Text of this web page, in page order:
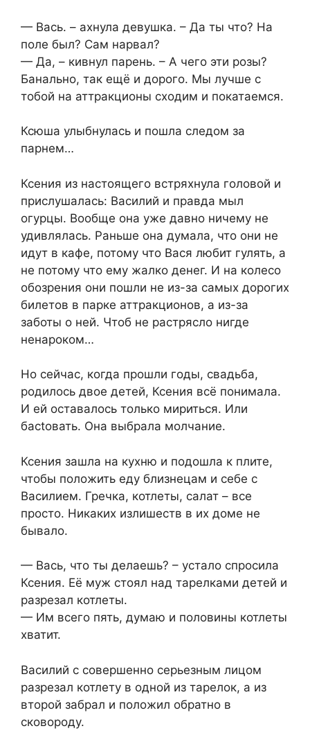
— Вась. – ахнула девушка. – Да ты что? На
поле был? Сам нарвал?
— Да, – кивнул парень. – А чего эти розы?
Банально, так ещё и дорого. Мы лучше с
тобой на аттракционы сходим и покатаемся.
Ксюша улыбнулась и пошла следом за
парнем…
Ксения из настоящего встряхнула головой и
прислушалась: Василий и правда мыл
огурцы. Вообще она уже давно ничему не
удивлялась. Раньше она думала, что они не
идут в кафе, потому что Вася любит гулять, а
не потому что ему жалко денег. И на колесо
обозрения они пошли не из-за самых дорогих
билетов в парке аттракционов, а из-за
заботы о ней. Чтоб не растрясло нигде
ненароком…
Но сейчас, когда прошли годы, свадьба,
родилось двое детей, Ксения всё понимала.
И ей оставалось только мириться. Или
басtовать. Она выбрала молчание.
Ксения зашла на кухню и подошла к плите,
чтобы положить еду близнецам и себе с
Василием. Гречка, котлеты, салат – все
просто. Никаких излишеств в их доме не
бывало.
— Вась, что ты делаешь? – устало спросила
Ксения. Её муж стоял над тарелками детей и
разрезал котлеты.
— Им всего пять, думаю и половины котлеты
хватит.
Василий с совершенно серьезным лицом
разрезал котлету в одной из тарелок, а из
второй забрал и положил обратно в
сковороду.